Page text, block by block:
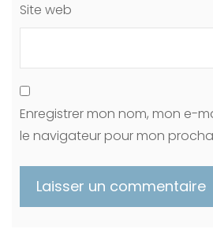
Site web
Enregistrer mon nom, mon e-
le navigateur pour mon